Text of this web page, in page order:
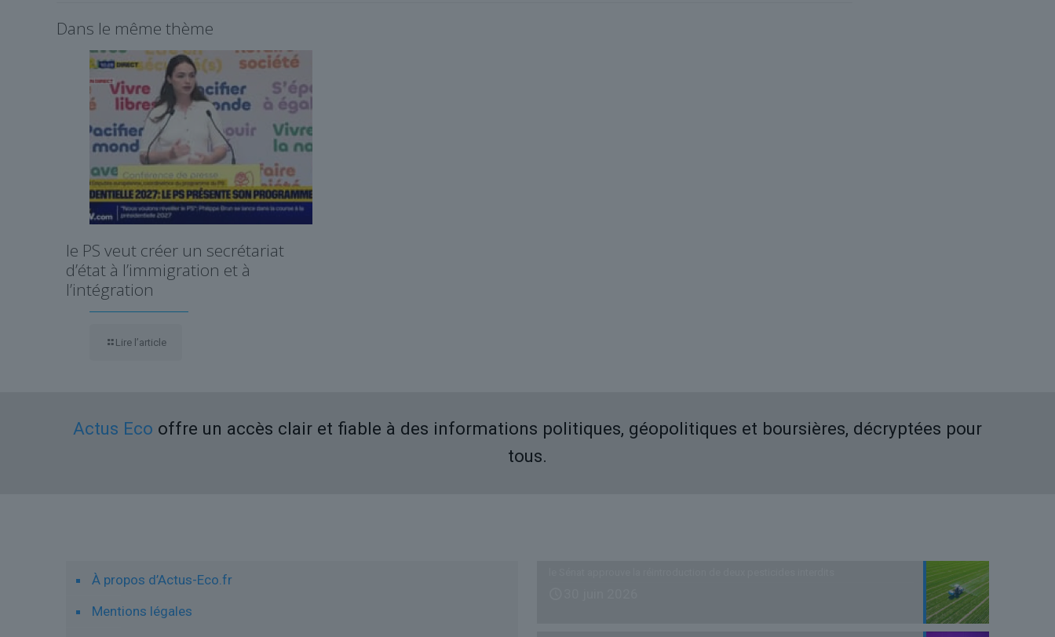
Dans le même thème
le PS veut créer un secrétariat
d’état à l’immigration et à
l’intégration
Lire l’article
Actus Eco offre un accès clair et fiable à des informations politiques, géopolitiques et boursières, décryptées pour
tous.
À propos d’Actus-Eco.fr
Mentions légales